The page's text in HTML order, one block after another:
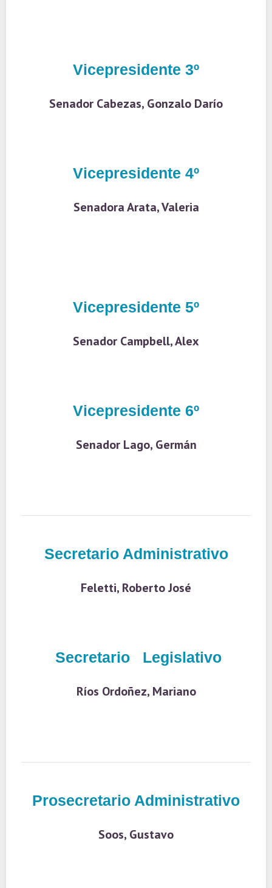
Vicepresidente 3º
Senador Cabezas, Gonzalo Darío
Vicepresidente 4º
Senadora Arata, Valeria
Vicepresidente 5º
Senador Campbell, Alex
Vicepresidente 6º
Senador Lago, Germán
Secretario Administrativo
Feletti, Roberto José
Secretario Legislativo
Ríos Ordoñez, Mariano
Prosecretario Administrativo
Soos, Gustavo